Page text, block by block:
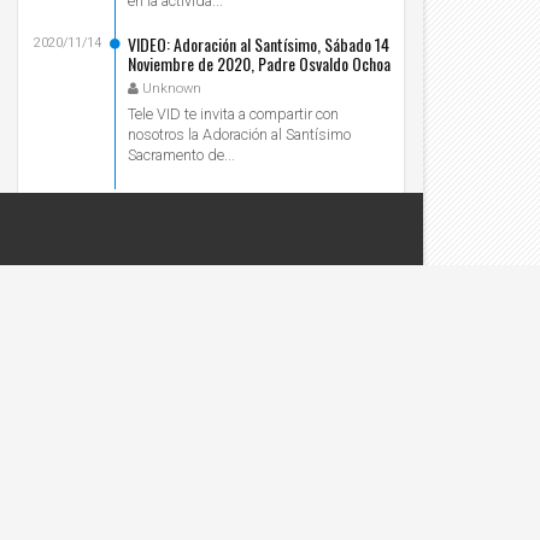
VIDEO: Adoración al Santísimo, Sábado 14
Noviembre de 2020, Padre Osvaldo Ochoa
- Tele VID
Unknown
2020/11/14
Tele VID te invita a compartir con
nosotros la Adoración al Santísimo
Sacramento de...